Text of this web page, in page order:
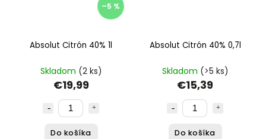
–5 %
Absolut Citrón 40% 1l
Skladom (2 ks)
€19,99
Do košíka
Absolut Citrón 40% 0,7l
Skladom (>5 ks)
€15,39
Do košíka